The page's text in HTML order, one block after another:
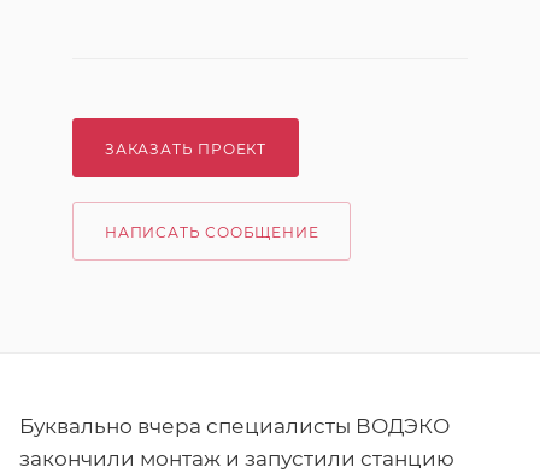
ЗАКАЗАТЬ ПРОЕКТ
НАПИСАТЬ СООБЩЕНИЕ
Буквально вчера специалисты ВОДЭКО
закончили монтаж и запустили станцию